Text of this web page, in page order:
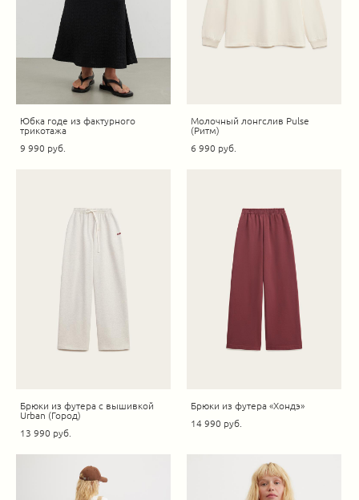
Юбка годе из фактурного
трикотажа
9 990 pуб.
Молочный лонгслив Pulse
(Ритм)
6 990 pуб.
Брюки из футера с вышивкой
Urban (Город)
13 990 pуб.
Брюки из футера «Хондэ»
14 990 pуб.